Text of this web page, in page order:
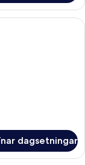
í herbergi,
dagsetningar